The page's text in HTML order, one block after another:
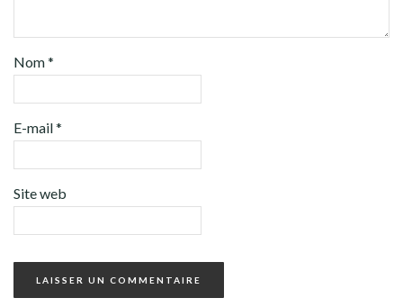
Nom*
E-mail*
Site web